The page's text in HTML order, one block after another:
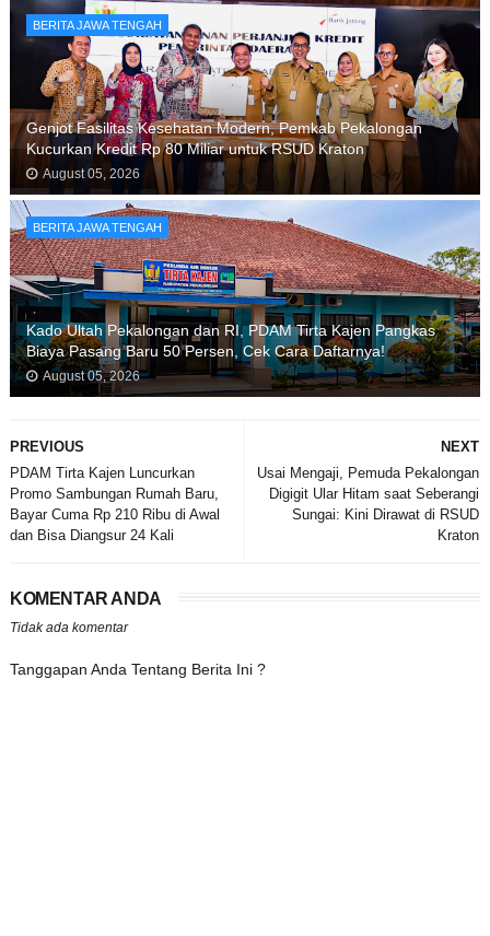
BERITA JAWA TENGAH
Genjot Fasilitas Kesehatan Modern, Pemkab Pekalongan
Kucurkan Kredit Rp 80 Miliar untuk RSUD Kraton
August 05, 2026
BERITA JAWA TENGAH
Kado Ultah Pekalongan dan RI, PDAM Tirta Kajen Pangkas
Biaya Pasang Baru 50 Persen, Cek Cara Daftarnya!
August 05, 2026
NEXT
Usai Mengaji, Pemuda Pekalongan
Digigit Ular Hitam saat Seberangi
Sungai: Kini Dirawat di RSUD
Kraton
PREVIOUS
PDAM Tirta Kajen Luncurkan
Promo Sambungan Rumah Baru,
Bayar Cuma Rp 210 Ribu di Awal
dan Bisa Diangsur 24 Kali
KOMENTAR ANDA
Tidak ada komentar
Tanggapan Anda Tentang Berita Ini ?